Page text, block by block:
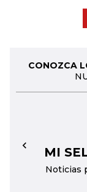
CONOZCA
MI
Noticias
←